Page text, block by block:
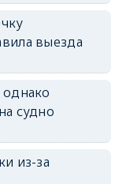
выезда
судно
из-за